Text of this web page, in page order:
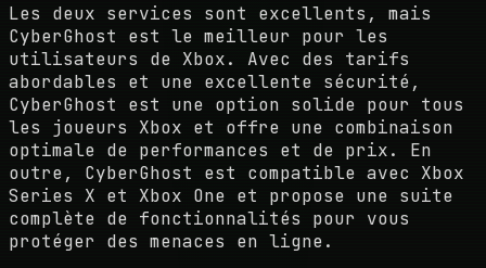
Les deux services sont excellents, mais
CyberGhost est le meilleur pour les
utilisateurs de Xbox. Avec des tarifs
abordables et une excellente sécurité,
CyberGhost est une option solide pour tous
les joueurs Xbox et offre une combinaison
optimale de performances et de prix. En
outre, CyberGhost est compatible avec Xbox
Series X et Xbox One et propose une suite
complète de fonctionnalités pour vous
protéger des menaces en ligne.